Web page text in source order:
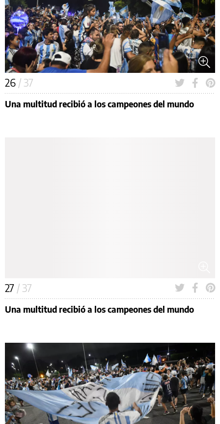
26 / 37
Una multitud recibió a los campeones del mundo
27 / 37
Una multitud recibió a los campeones del mundo